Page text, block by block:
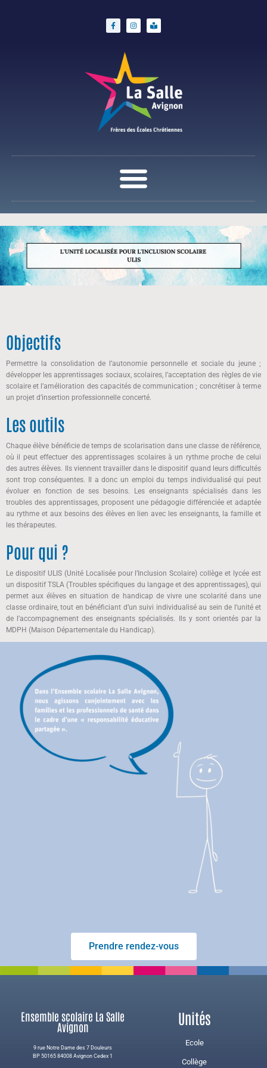
Objectifs
Permettre la consolidation de l’autonomie personnelle et sociale du jeune ;
développer les apprentissages sociaux, scolaires, l’acceptation des règles de vie
scolaire et l’amélioration des capacités de communication ; concrétiser à terme
un projet d’insertion professionnelle concerté.
Les outils
Chaque élève bénéficie de temps de scolarisation dans une classe de référence,
où il peut effectuer des apprentissages scolaires à un rythme proche de celui
des autres élèves. Ils viennent travailler dans le dispositif quand leurs difficultés
sont trop conséquentes. Il a donc un emploi du temps individualisé qui peut
évoluer en fonction de ses besoins. Les enseignants spécialisés dans les
troubles des apprentissages, proposent une pédagogie différenciée et adaptée
au rythme et aux besoins des élèves en lien avec les enseignants, la famille et
les thérapeutes.
Pour qui ?
Le dispositif ULIS (Unité Localisée pour l’Inclusion Scolaire) collège et lycée est
un dispositif TSLA (Troubles spécifiques du langage et des apprentissages), qui
permet aux élèves en situation de handicap de vivre une scolarité dans une
classe ordinaire, tout en bénéficiant d’un suivi individualisé au sein de l’unité et
de l’accompagnement des enseignants spécialisés. Ils y sont orientés par la
MDPH (Maison Départementale du Handicap).
Prendre rendez-vous
Ensemble scolaire La Salle
Avignon
9 rue Notre Dame des 7 Douleurs
BP 50165 84008 Avignon Cedex 1
Unités
Ecole
Collège